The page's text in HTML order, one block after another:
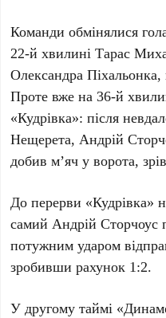
Команди обмінялися
22-й хвилині Тарас
Олександра Піхальонка,
Проте вже на36-й
«Кудрівка»: після
Нещерета,Андрій
добив м’яч у ворота,
До перерви «Кудрівка»
самийАндрій Сторчоус
потужним ударом
зробивши рахунок 1:2.
У другому таймі